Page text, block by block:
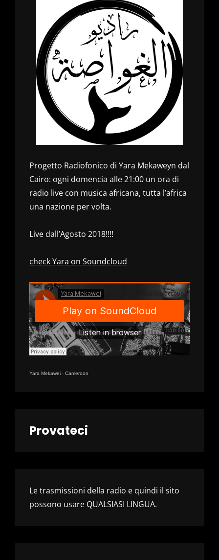
Progetto Radiofonico di Yara Mekaweyn dal
Cairo: ogni domencia alle 21:00 un ora di
radio live con musica africana, tutta l’africa
una nazione per volta.
Live dall’Agosto 2018!!!!
check Yara on Soundcloud
Yara Mekawei · Cameroon
Provateci
Le trasmissioni della radio e quindi il sito
possono usare QUALSIASI LINGUA.